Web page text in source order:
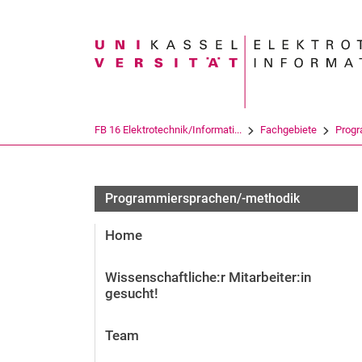
Suchbegriff
FB 16 Elektrotechnik/Informati... Fachgebiete
Programmiersprachen/-methodik
Home
Wissenschaftliche:r Mitarbeiter:in
gesucht!
Team